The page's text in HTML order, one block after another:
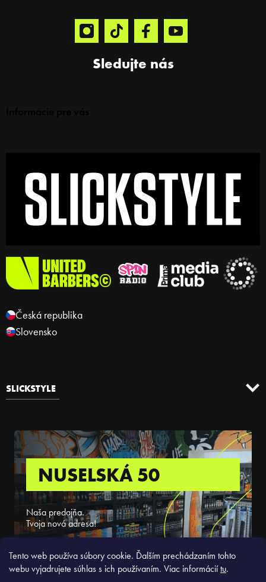
Tento web používa súbory cookie. Ďalším prechádzaním tohto
webu vyjadrujete súhlas s ich používaním. Viac informáciítu.
Sledujte nás
Česká republika
Slovensko
SLICKSTYLE
NUSELSKÁ 50
Naša predajňa.
Tvoja nová adresa!